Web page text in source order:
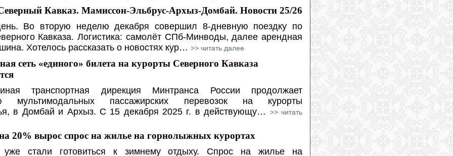
Кавказ. Мамиссон-Эльбрус-Архыз-Домбай. Новости 25/26
Во вторую неделю декабря совершил 8-дневную поездку по
Кавказа. Логистика: самолёт СПб-Минводы, далее арендная
Хотелось рассказать о новостях кур… >> читать далее
сеть «единого» билета на курорты Северного Кавказа
транспортная дирекция Минтранса России продолжает
мультимодальных пассажирских перевозок на курорты
в Домбай и Архыз. С 15 декабря 2025 г. в действующу…
>> читать
20% вырос спрос на жилье на горнолыжных курортах
уже стали готовиться к зимнему отдыху. Спрос на жилье на